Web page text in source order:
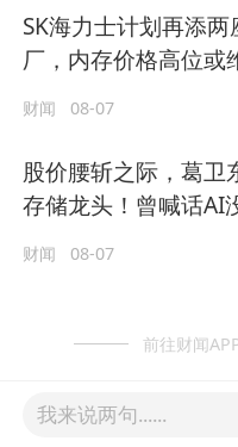
SK海力士计划再添两
厂，内存价格高位或
年底
财闻 08-07
股价腰斩之际，葛卫
存储龙头！曾喊话AI
财闻 08-07
前往财闻
我来说两句......